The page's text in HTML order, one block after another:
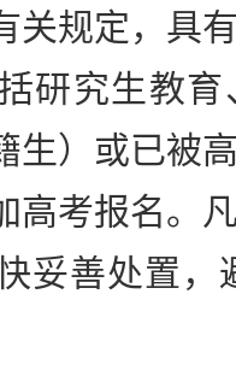
规定，具有
研究生教
生）或已被
高考报名。
妥善处置，